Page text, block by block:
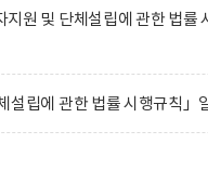
지원 및 단체설립에 관한 법
설립에 관한 법률 시행규칙